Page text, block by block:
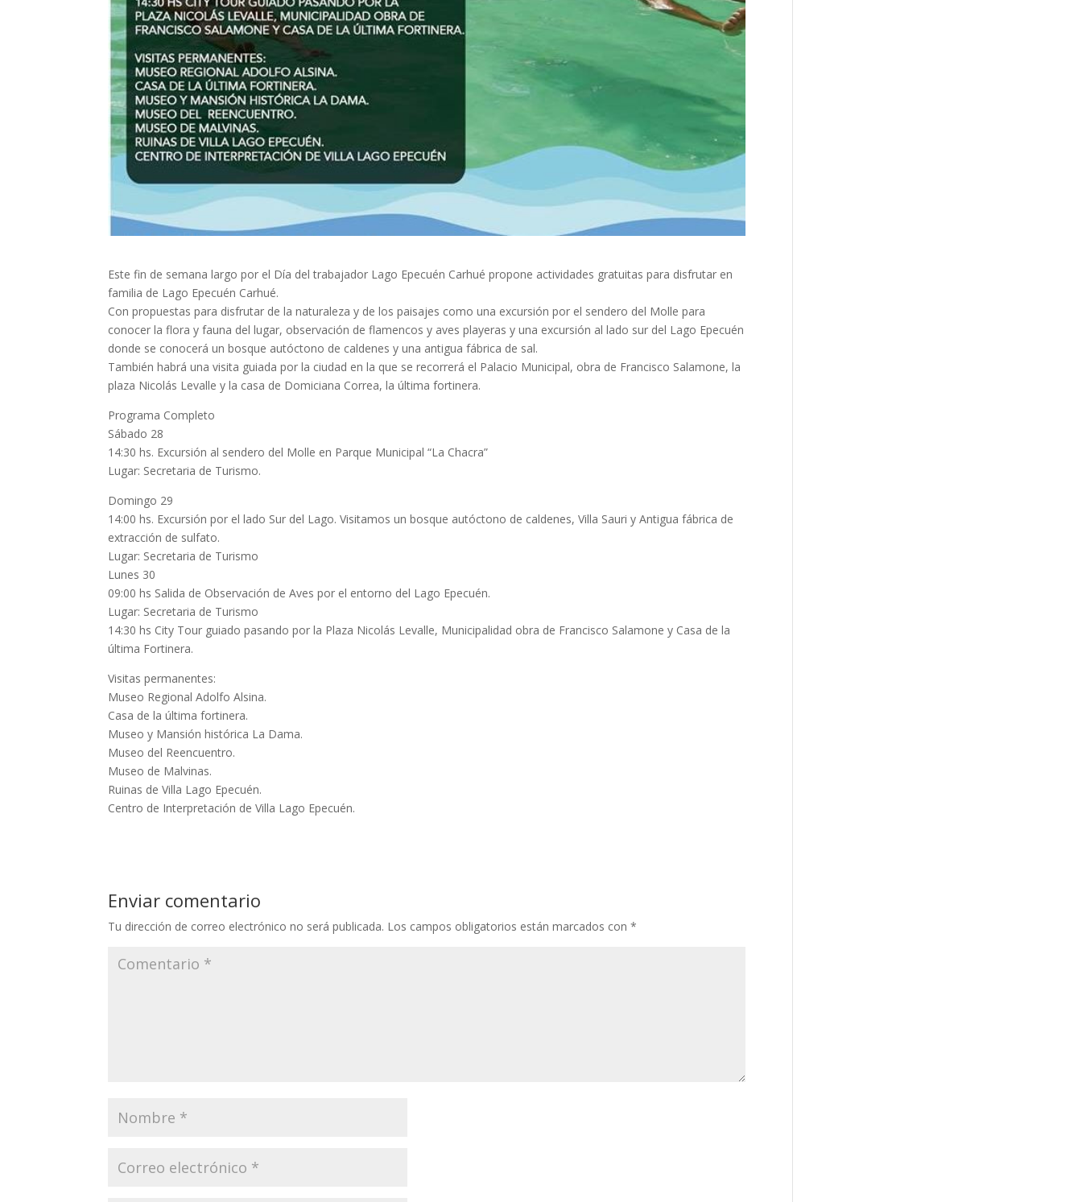
Este fin de semana largo por el Día del trabajador Lago Epecuén Carhué propone actividades gratuitas para disfrutar en
familia de Lago Epecuén Carhué.
Con propuestas para disfrutar de la naturaleza y de los paisajes como una excursión por el sendero del Molle para
conocer la flora y fauna del lugar, observación de flamencos y aves playeras y una excursión al lado sur del Lago Epecuén
donde se conocerá un bosque autóctono de caldenes y una antigua fábrica de sal.
También habrá una visita guiada por la ciudad en la que se recorrerá el Palacio Municipal, obra de Francisco Salamone, la
plaza Nicolás Levalle y la casa de Domiciana Correa, la última fortinera.
Programa Completo
Sábado 28
14:30 hs. Excursión al sendero del Molle en Parque Municipal “La Chacra”
Lugar: Secretaria de Turismo.
Domingo 29
14:00 hs. Excursión por el lado Sur del Lago. Visitamos un bosque autóctono de caldenes, Villa Sauri y Antigua fábrica de
extracción de sulfato.
Lugar: Secretaria de Turismo
Lunes 30
09:00 hs Salida de Observación de Aves por el entorno del Lago Epecuén.
Lugar: Secretaria de Turismo
14:30 hs City Tour guiado pasando por la Plaza Nicolás Levalle, Municipalidad obra de Francisco Salamone y Casa de la
última Fortinera.
Visitas permanentes:
Museo Regional Adolfo Alsina.
Casa de la última fortinera.
Museo y Mansión histórica La Dama.
Museo del Reencuentro.
Museo de Malvinas.
Ruinas de Villa Lago Epecuén.
Centro de Interpretación de Villa Lago Epecuén.
Enviar comentario
Tu dirección de correo electrónico no será publicada. Los campos obligatorios están marcados con*